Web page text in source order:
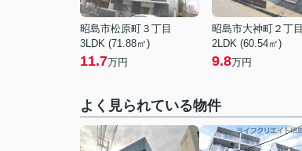
昭島市松原町３丁目
3LDK (71.88㎡)
11.7万円
昭島市大神町２丁目
2LDK (60.54㎡)
9.8万円
よく見られている物件